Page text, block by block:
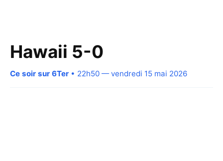
Hawaii 5-0
Ce soir sur 6Ter • 22h50 — vendredi 15 mai 2026